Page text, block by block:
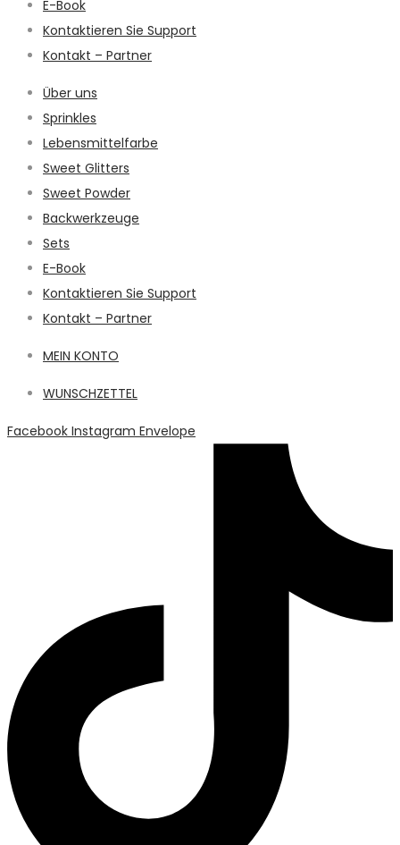
E-Book
Kontaktieren Sie Support
Kontakt – Partner
Über uns
Sprinkles
Lebensmittelfarbe
Sweet Glitters
Sweet Powder
Backwerkzeuge
Sets
E-Book
Kontaktieren Sie Support
Kontakt – Partner
MEIN KONTO
WUNSCHZETTEL
Facebook Instagram Envelope